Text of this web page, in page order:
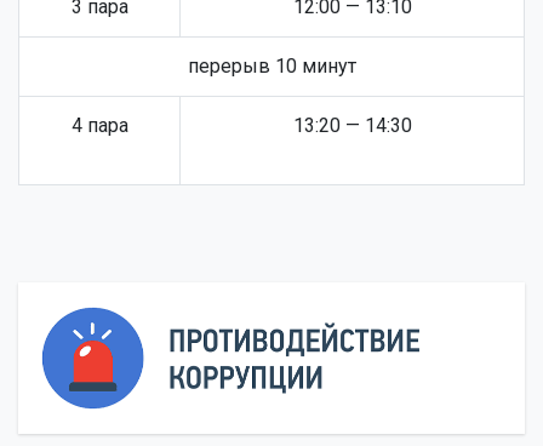
3 пара 12:00 — 13:10
перерыв 10 минут
4 пара 13:20 — 14:30